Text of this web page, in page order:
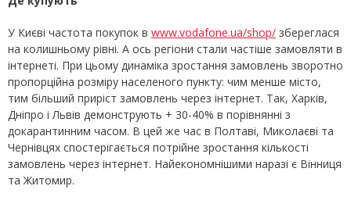
У Києві частота покупок в www.vodafone.ua/shop/ збереглася
на колишньому рівні. А ось регіони стали частіше замовляти в
інтернеті. При цьому динаміка зростання замовлень зворотно
пропорційна розміру населеного пункту: чим менше місто,
тим більший приріст замовлень через інтернет. Так, Харків,
Дніпро і Львів демонструють + 30-40% в порівнянні з
докарантинним часом. В цей же час в Полтаві, Миколаєві та
Чернівцях спостерігається потрійне зростання кількості
замовлень через інтернет. Найекономнішими наразі є Вінниця
та Житомир.